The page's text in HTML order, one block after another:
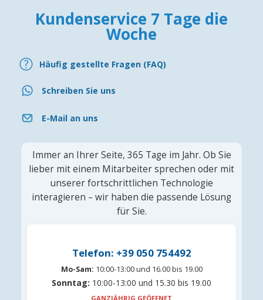
Kundenservice 7 Tage die
Woche
Häufig gestellte Fragen (FAQ)
Schreiben Sie uns
E-Mail an uns
Immer an Ihrer Seite, 365 Tage im Jahr. Ob Sie
lieber mit einem Mitarbeiter sprechen oder mit
unserer fortschrittlichen Technologie
interagieren – wir haben die passende Lösung
für Sie.
Telefon: +39 050 754492
Mo-Sam: 10:00-13:00 und 16.00 bis 19.00
Sonntag: 10:00-13:00 und 15.30 bis 19.00
GANZJÄHRIG GEÖFFNET